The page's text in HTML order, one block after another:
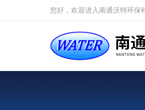
您好，欢迎进入南通沃特环保